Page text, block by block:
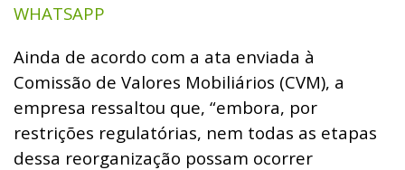
WHATSAPP
Ainda de acordo com a ata enviada à
Comissão de Valores Mobiliários (CVM), a
empresa ressaltou que, “embora, por
restrições regulatórias, nem todas as etapas
dessa reorganização possam ocorrer